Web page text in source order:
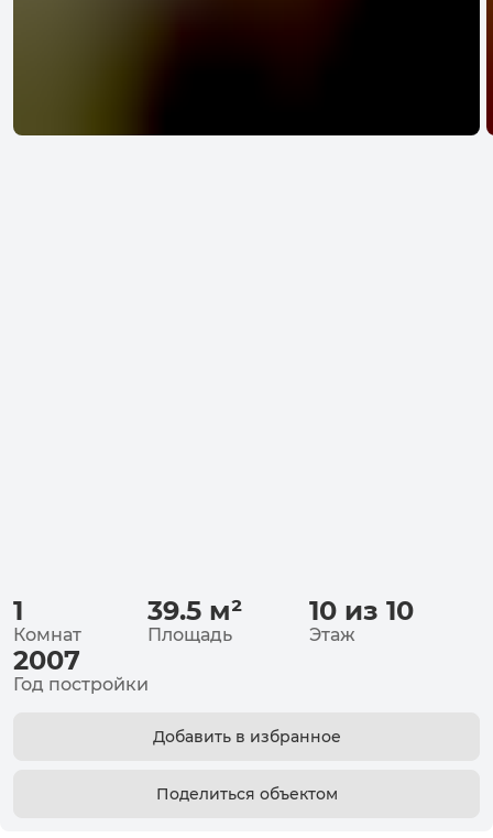
1
Комнат
39.5 м²
Площадь
10 из 10
Этаж
2007
Год постройки
Добавить в избранное
Поделиться объектом